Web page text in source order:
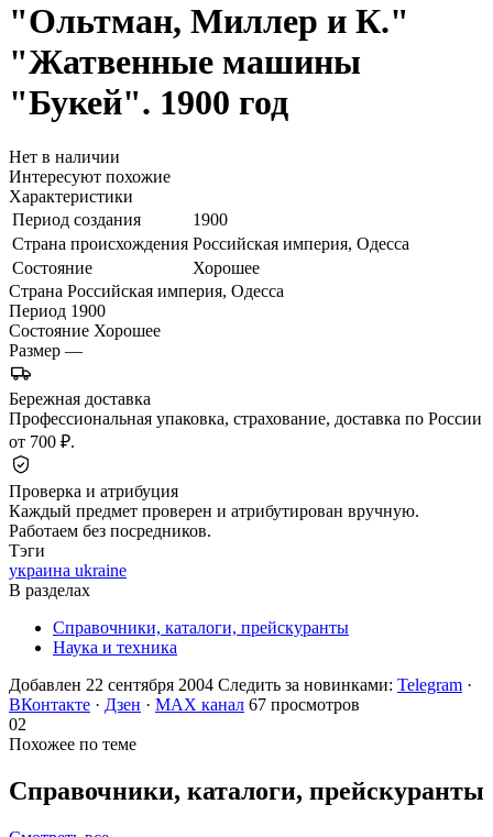
"Ольтман, Миллер и К."
"Жатвенные машины
"Букей". 1900 год
Нет в наличии
Интересуют похожие
Характеристики
Период создания
1900
Страна происхождения Российская империя, Одесса
Состояние
Хорошее
Страна Российская империя, Одесса
Период 1900
Состояние Хорошее
Размер —
Бережная доставка
Профессиональная упаковка, страхование, доставка по России
от 700 ₽.
Проверка и атрибуция
Каждый предмет проверен и атрибутирован вручную.
Работаем без посредников.
Тэги
украина ukraine
В разделах
Справочники, каталоги, прейскуранты
Наука и техника
Добавлен 22 сентября 2004 Следить за новинками: Telegram ·
ВКонтакте · Дзен · MAX канал 67 просмотров
02
Похожее по теме
Справочники, каталоги, прейскуранты